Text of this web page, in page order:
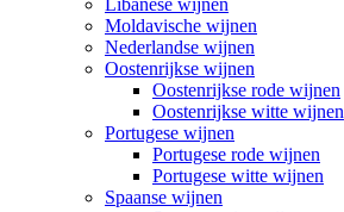
Moldavische wijnen
Nederlandse wijnen
Oostenrijkse wijnen
Oostenrijkse rode wijnen
Oostenrijkse witte wijnen
Portugese wijnen
Portugese rode wijnen
Portugese witte wijnen
Spaanse wijnen